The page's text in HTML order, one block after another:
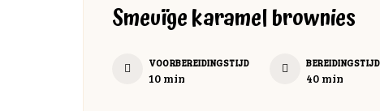
Smeuïge karamel brownies
VOORBEREIDINGSTIJD
10minuten
min
BEREIDINGSTIJD
40minuten
min